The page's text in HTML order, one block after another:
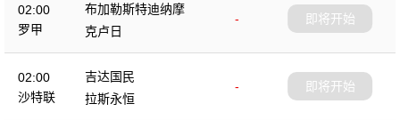
02:00
罗甲
布加勒斯特迪纳摩
-
克卢日
即将开始
02:00
沙特联
吉达国民
-
拉斯永恒
即将开始